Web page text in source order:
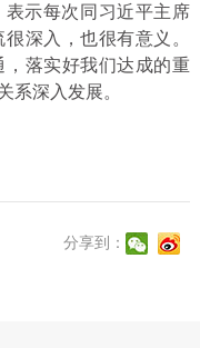
示每次同习近平主席
深入，也很有意义。
落实好我们达成的重
系深入发展。
分享到：